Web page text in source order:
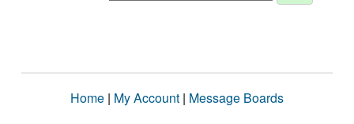
Home | My Account | Message Boards